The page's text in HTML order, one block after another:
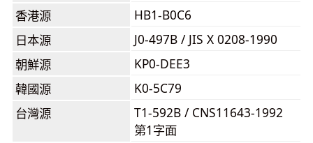
香港源
HB1-B0C6
日本源
J0-497B / JIS X 0208-1990
朝鮮源
KP0-DEE3
韓國源
K0-5C79
台灣源
T1-592B / CNS11643-1992
第1字面